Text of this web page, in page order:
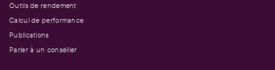
Outils de rendement
Calcul de performance
Publications
Parler à un conseiller